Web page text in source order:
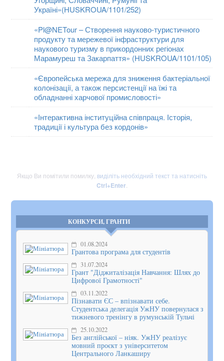
Україні»(HUSKROUA/1101/252)
«Pl@NETour – Створення науково-туристичного
продукту та мережевої інфраструктури для
наукового туризму в прикордонних регіонах
Марамуреш та Закарпаття» (HUSKROUA/1101/105)
«Європейська мережа для зниження бактеріальної
колонізації, а також персистенції на їжі та
обладнанні харчової промисловості»
«Інтерактивна інституційна співпраця. Історія,
традиції і культура без кордонів»
Якщо Ви помітили помилку, виділіть необхідний текст та натисніть
Ctrl+Enter
КОНКУРСИ, ГРАНТИ
01.08.2024
Грантова програма для студентів
31.07.2024
Грант "Діджиталізація Навчання: Шлях до
Цифрової Грамотності"
03.11.2022
Пізнавати ЄС – впізнавати себе.
Студентська делегація УжНУ повернулася з
тижневого тренінгу в румунській Тульчі
25.10.2022
Без англійської – ніяк. УжНУ реалізує
мовний проєкт з університетом
Центрального Ланкаширу